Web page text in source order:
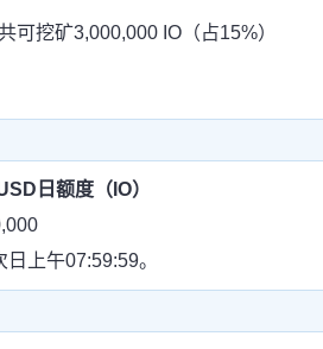
挖矿3,000,000 IO（占15%）
日额度（IO）
上午07:59:59。